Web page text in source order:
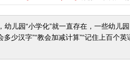
儿园“小学化”就一直存在，一些幼儿园
少汉字”“教会加减计算”“记住上百个英